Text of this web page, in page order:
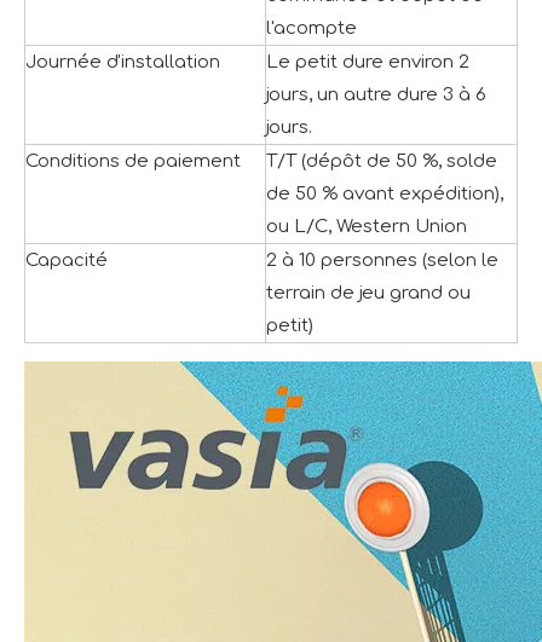
l'acompte
Journée d'installation
Le petit dure environ 2
jours, un autre dure 3 à 6
jours.
Conditions de paiement
T/T (dépôt de 50 %, solde
de 50 % avant expédition),
ou L/C, Western Union
Capacité
2 à 10 personnes (selon le
terrain de jeu grand ou
petit)